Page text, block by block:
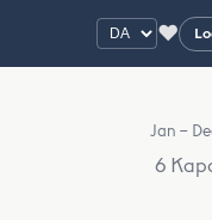
♥
Jan –
6